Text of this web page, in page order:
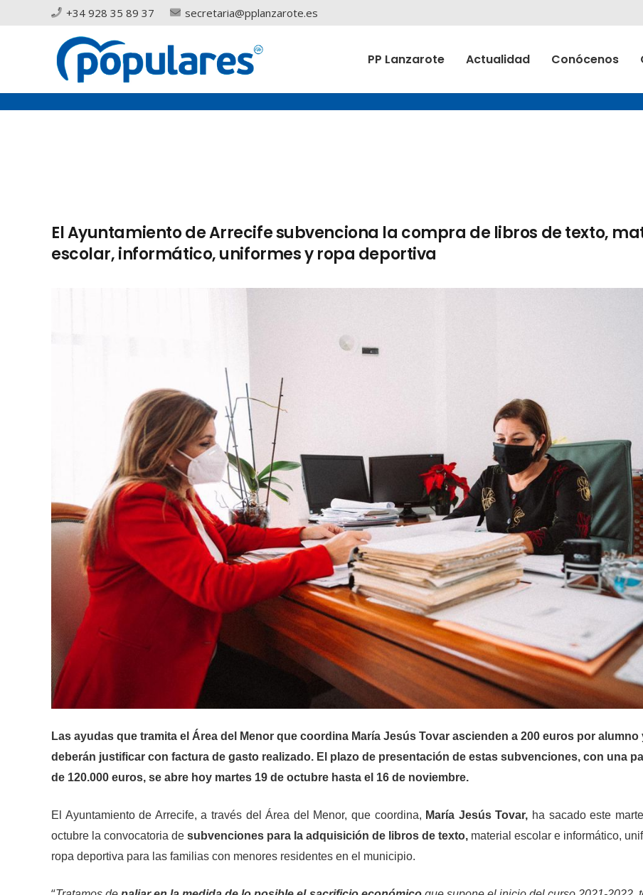
+34 928 35 89 37 secretaria@pplanzarote.es
PP Lanzarote Actualidad Conócenos
El Ayuntamiento de Arrecife subvenciona la compra de libros de texto,
escolar, informático, uniformes y ropa deportiva
Las ayudas que tramita el Área del Menor que coordina María Jesús Tovar ascienden a 200 euros por alumno
deberán justificar con factura de gasto realizado. El plazo de presentación de estas subvenciones, con una
de 120.000 euros, se abre hoy martes 19 de octubre hasta el 16 de noviembre.
El Ayuntamiento de Arrecife, a través del Área del Menor, que coordina, María Jesús Tovar, ha sacado este
octubre la convocatoria de subvenciones para la adquisición de libros de texto, material escolar e informático,
ropa deportiva para las familias con menores residentes en el municipio.